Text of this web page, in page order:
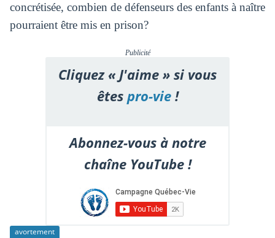
concrétisée, combien de défenseurs des enfants à naître
pourraient être mis en prison?
Publicité
Cliquez « J'aime » si vous
êtespro-vie!
Abonnez-vous à notre
chaîne YouTube !
avortement